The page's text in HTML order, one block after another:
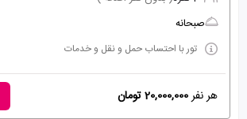
صبحانه
تور با احتساب حمل و نقل و خدمات
هر نفر20,000,000 تومان